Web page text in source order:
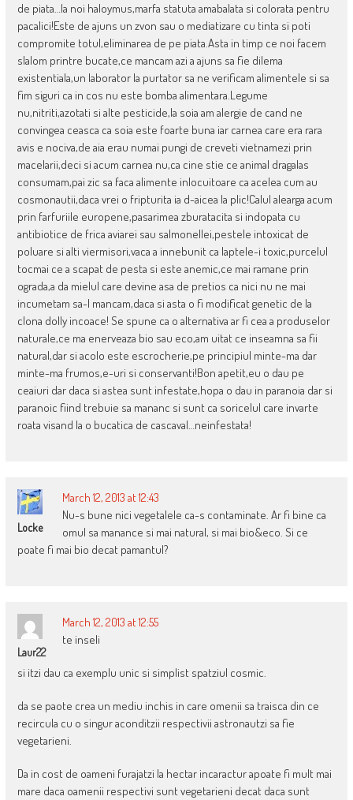
de piata…la noi haloymus,marfa statuta amabalata si colorata pentru
pacalici!Este de ajuns un zvon sau o mediatizare cu tinta si poti
compromite totul,eliminarea de pe piata.Asta in timp ce noi facem
slalom printre bucate,ce mancam azi a ajuns sa fie dilema
existentiala,un laborator la purtator sa ne verificam alimentele si sa
fim siguri ca in cos nu este bomba alimentara.Legume
nu,nitriti,azotati si alte pesticide,la soia am alergie de cand ne
convingea ceasca ca soia este foarte buna iar carnea care era rara
avis e nociva,de aia erau numai pungi de creveti vietnamezi prin
macelarii,deci si acum carnea nu,ca cine stie ce animal dragalas
consumam,pai zic sa faca alimente inlocuitoare ca acelea cum au
cosmonautii,daca vrei o fripturita ia d-aicea la plic!Calul alearga acum
prin farfuriile europene,pasarimea zburatacita si indopata cu
antibiotice de frica aviarei sau salmonellei,pestele intoxicat de
poluare si alti viermisori,vaca a innebunit ca laptele-i toxic,purcelul
tocmai ce a scapat de pesta si este anemic,ce mai ramane prin
ograda,a da mielul care devine asa de pretios ca nici nu ne mai
incumetam sa-l mancam,daca si asta o fi modificat genetic de la
clona dolly incoace! Se spune ca o alternativa ar fi cea a produselor
naturale,ce ma enerveaza bio sau eco,am uitat ce inseamna sa fii
natural,dar si acolo este escrocherie,pe principiul minte-ma dar
minte-ma frumos,e-uri si conservanti!Bon apetit,eu o dau pe
ceaiuri dar daca si astea sunt infestate,hopa o dau in paranoia dar si
paranoic fiind trebuie sa mananc si sunt ca soricelul care invarte
roata visand la o bucatica de cascaval…neinfestata!
Locke
March 12, 2013 at 12:43
Nu-s bune nici vegetalele ca-s contaminate. Ar fi bine ca
omul sa manance si mai natural, si mai bio&eco. Si ce
poate fi mai bio decat pamantul?
Laur22
March 12, 2013 at 12:55
te inseli
si itzi dau ca exemplu unic si simplist spatziul cosmic.
da se paote crea un mediu inchis in care omenii sa traisca din ce
recircula cu o singur aconditzii respectivii astronautzi sa fie
vegetarieni.
Da in cost de oameni furajatzi la hectar incaractur apoate fi mult mai
mare daca oamenii respectivi sunt vegetarieni decat daca sunt